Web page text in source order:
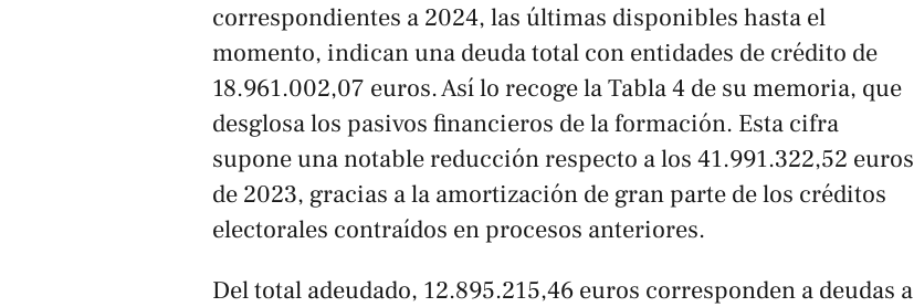
correspondientes a 2024, las últimas disponibles hasta el
momento, indican una deuda total con entidades de crédito de
18.961.002,07 euros. Así lo recoge la Tabla 4 de su memoria, que
desglosa los pasivos financieros de la formación. Esta cifra
supone una notable reducción respecto a los 41.991.322,52 euros
de 2023, gracias a la amortización de gran parte de los créditos
electorales contraídos en procesos anteriores.
Del total adeudado, 12.895.215,46 euros corresponden a deudas a